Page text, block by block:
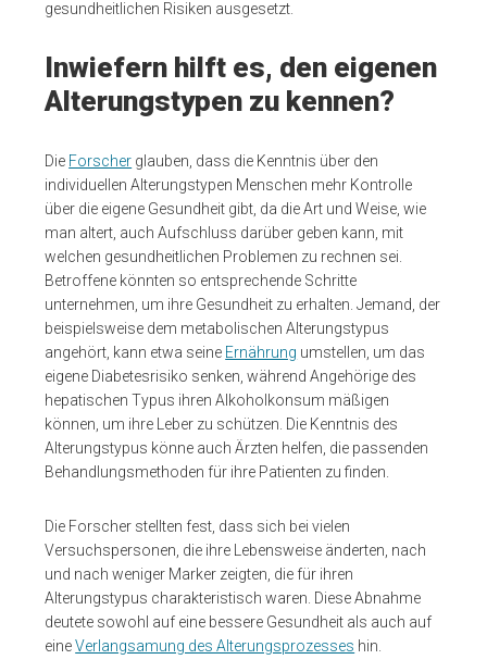
gesundheitlichen Risiken ausgesetzt.
Inwiefern hilft es, den eigenen
Alterungstypen zu kennen?
Die Forscher glauben, dass die Kenntnis über den
individuellen Alterungstypen Menschen mehr Kontrolle
über die eigene Gesundheit gibt, da die Art und Weise, wie
man altert, auch Aufschluss darüber geben kann, mit
welchen gesundheitlichen Problemen zu rechnen sei.
Betroffene könnten so entsprechende Schritte
unternehmen, um ihre Gesundheit zu erhalten. Jemand, der
beispielsweise dem metabolischen Alterungstypus
angehört, kann etwa seine Ernährung umstellen, um das
eigene Diabetesrisiko senken, während Angehörige des
hepatischen Typus ihren Alkoholkonsum mäßigen
können, um ihre Leber zu schützen. Die Kenntnis des
Alterungstypus könne auch Ärzten helfen, die passenden
Behandlungsmethoden für ihre Patienten zu finden.
Die Forscher stellten fest, dass sich bei vielen
Versuchspersonen, die ihre Lebensweise änderten, nach
und nach weniger Marker zeigten, die für ihren
Alterungstypus charakteristisch waren. Diese Abnahme
deutete sowohl auf eine bessere Gesundheit als auch auf
eineVerlangsamung des Alterungsprozesses hin.